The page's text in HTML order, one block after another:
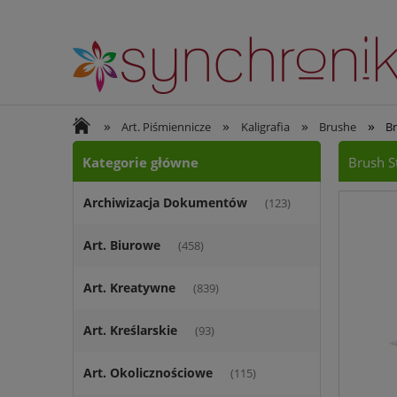
» Art. Piśmiennicze » Kaligrafia » Brushe »
Kategorie główne
Archiwizacja Dokumentów (123)
Art. Biurowe (458)
Art. Kreatywne (839)
Art. Kreślarskie (93)
Art. Okolicznościowe (115)
Brush